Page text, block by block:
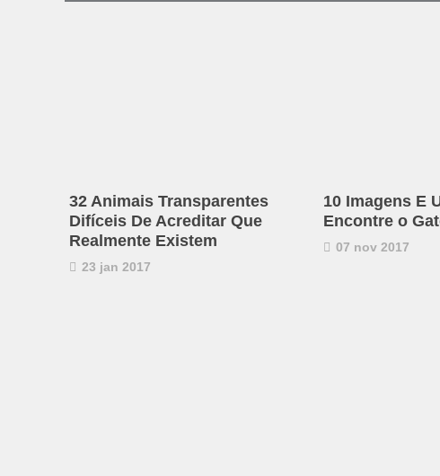
32 Animais Transparentes
Difíceis De Acreditar Que
Realmente Existem
23 jan 2017
10 Imagens E
Encontre o
07 nov 2017